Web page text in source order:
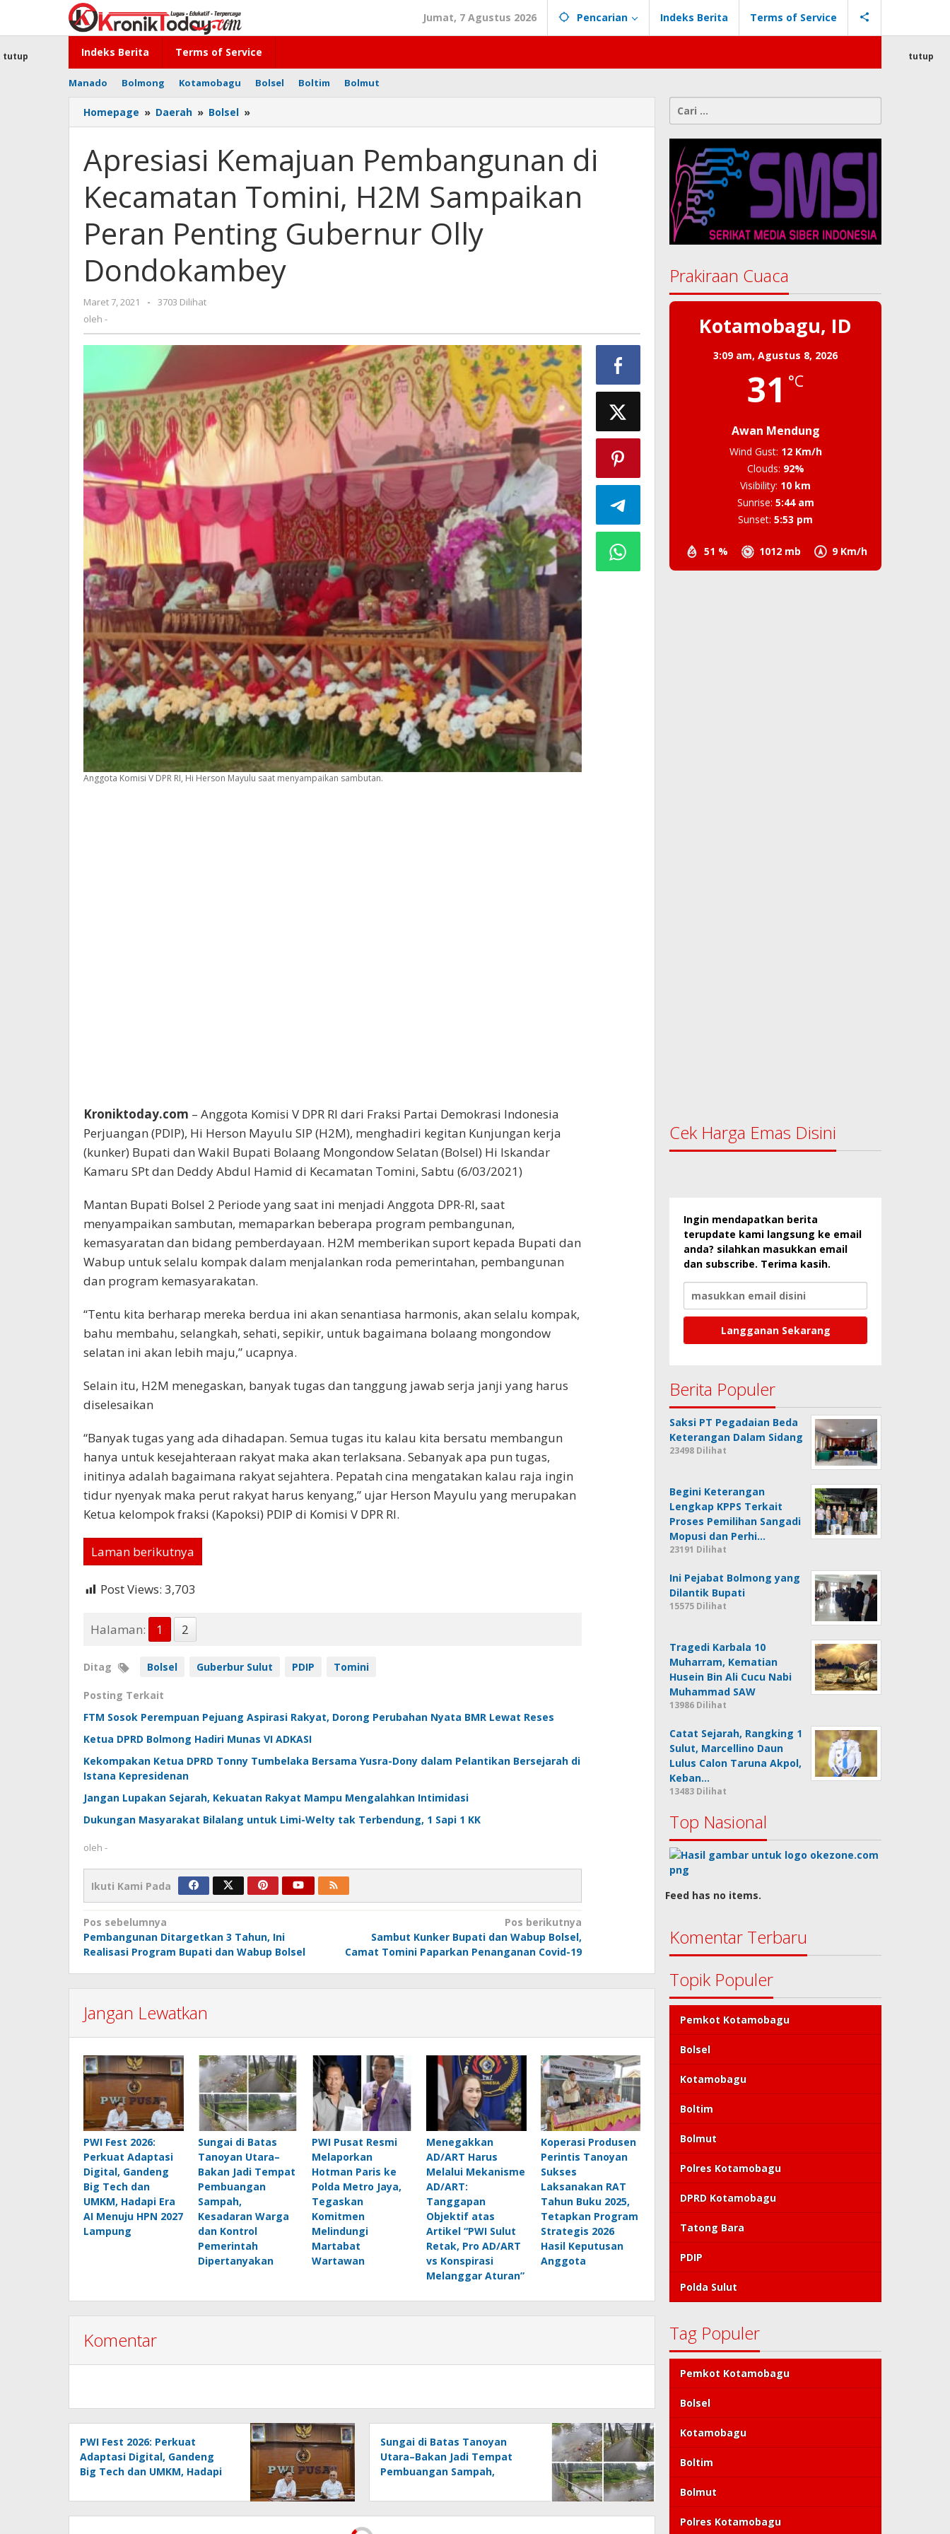
konten
Jumat, 7 Agustus 2026 Pencarian Indeks Berita Terms of Service
Indeks Berita Terms of Service
Manado Bolmong Kotamobagu Bolsel Boltim Bolmut
tutup tutup
Homepage » Daerah » Bolsel »
Kemajuan
di
Kecamatan
Tomini,
H2M
Peran
Penting
Olly
Dondokambey
Apresiasi Kemajuan Pembangunan di
Kecamatan Tomini, H2M Sampaikan
Peran Penting Gubernur Olly
Dondokambey
Maret 7, 2021
oleh
-
3703 Dilihat
oleh -
Anggota Komisi V DPR RI, Hi Herson Mayulu saat menyampaikan sambutan.
Kroniktoday.com – Anggota Komisi V DPR RI dari Fraksi Partai Demokrasi Indonesia
Perjuangan (PDIP), Hi Herson Mayulu SIP (H2M), menghadiri kegitan Kunjungan kerja
(kunker) Bupati dan Wakil Bupati Bolaang Mongondow Selatan (Bolsel) Hi Iskandar
Kamaru SPt dan Deddy Abdul Hamid di Kecamatan Tomini, Sabtu (6/03/2021)
Mantan Bupati Bolsel 2 Periode yang saat ini menjadi Anggota DPR-RI, saat
menyampaikan sambutan, memaparkan beberapa program pembangunan,
kemasyaratan dan bidang pemberdayaan. H2M memberikan suport kepada Bupati dan
Wabup untuk selalu kompak dalam menjalankan roda pemerintahan, pembangunan
dan program kemasyarakatan.
“Tentu kita berharap mereka berdua ini akan senantiasa harmonis, akan selalu kompak,
bahu membahu, selangkah, sehati, sepikir, untuk bagaimana bolaang mongondow
selatan ini akan lebih maju,” ucapnya.
Selain itu, H2M menegaskan, banyak tugas dan tanggung jawab serja janji yang harus
diselesaikan
“Banyak tugas yang ada dihadapan. Semua tugas itu kalau kita bersatu membangun
hanya untuk kesejahteraan rakyat maka akan terlaksana. Sebanyak apa pun tugas,
initinya adalah bagaimana rakyat sejahtera. Pepatah cina mengatakan kalau raja ingin
tidur nyenyak maka perut rakyat harus kenyang,” ujar Herson Mayulu yang merupakan
Ketua kelompok fraksi (Kapoksi) PDIP di Komisi V DPR RI.
Laman berikutnya
Post Views: 3,703
Halaman: 1 2
Ditag Bolsel Guberbur Sulut PDIP Tomini
Posting Terkait
FTM Sosok Perempuan Pejuang Aspirasi Rakyat, Dorong Perubahan Nyata BMR Lewat Reses
Ketua DPRD Bolmong Hadiri Munas VI ADKASI
Kekompakan Ketua DPRD Tonny Tumbelaka Bersama Yusra-Dony dalam Pelantikan Bersejarah di
Istana Kepresidenan
Jangan Lupakan Sejarah, Kekuatan Rakyat Mampu Mengalahkan Intimidasi
Dukungan Masyarakat Bilalang untuk Limi-Welty tak Terbendung, 1 Sapi 1 KK
oleh -
Ikuti Kami Pada
Navigasi
pos
Pos sebelumnya
Pembangunan Ditargetkan 3 Tahun, Ini
Realisasi Program Bupati dan Wabup Bolsel
Pos berikutnya
Sambut Kunker Bupati dan Wabup Bolsel,
Camat Tomini Paparkan Penanganan Covid-19
Jangan Lewatkan
PWI Fest 2026:
Perkuat Adaptasi
Digital, Gandeng
Big Tech dan
UMKM, Hadapi Era
AI Menuju HPN 2027
Lampung
Sungai di Batas
Tanoyan Utara–
Bakan Jadi Tempat
Pembuangan
Sampah,
Kesadaran Warga
dan Kontrol
Pemerintah
Dipertanyakan
PWI Pusat Resmi
Melaporkan
Hotman Paris ke
Polda Metro Jaya,
Tegaskan
Komitmen
Melindungi
Martabat
Wartawan
Menegakkan
AD/ART Harus
Melalui Mekanisme
AD/ART:
Tanggapan
Objektif atas
Artikel “PWI Sulut
Retak, Pro AD/ART
vs Konspirasi
Melanggar Aturan”
Koperasi Produsen
Perintis Tanoyan
Sukses
Laksanakan RAT
Tahun Buku 2025,
Tetapkan Program
Strategis 2026
Hasil Keputusan
Anggota
Komentar
PWI Fest 2026: Perkuat
Adaptasi Digital, Gandeng
Big Tech dan UMKM, Hadapi
Lampung
Sungai di Batas Tanoyan
Utara–Bakan Jadi Tempat
Pembuangan Sampah,
Kontrol Pemerintah
Dipertanyakan
Cari
untuk:
Prakiraan Cuaca
Kotamobagu, ID
3:09 am,Agustus 8, 2026
31 °C
Awan Mendung
51 % 1012 mb 9 Km/h
Wind Gust: 12 Km/h
Clouds: 92%
Visibility: 10 km
Sunrise: 5:44 am
Sunset: 5:53 pm
Cek Harga Emas Disini
Ingin mendapatkan berita
terupdate kami langsung ke email
anda? silahkan masukkan email
dan subscribe. Terima kasih.
Berita Populer
Saksi PT Pegadaian Beda
Keterangan Dalam Sidang
23498 Dilihat
Begini Keterangan
Lengkap KPPS Terkait
Proses Pemilihan Sangadi
Mopusi dan Perhi…
23191 Dilihat
Ini Pejabat Bolmong yang
Dilantik Bupati
15575 Dilihat
Tragedi Karbala 10
Muharram, Kematian
Husein Bin Ali Cucu Nabi
Muhammad SAW
13986 Dilihat
Catat Sejarah, Rangking 1
Sulut, Marcellino Daun
Lulus Calon Taruna Akpol,
Keban…
13483 Dilihat
Top Nasional
Feed has no items.
Komentar Terbaru
Topik Populer
Pemkot Kotamobagu
Bolsel
Kotamobagu
Boltim
Bolmut
Polres Kotamobagu
DPRD Kotamobagu
Tatong Bara
PDIP
Polda Sulut
Tag Populer
Pemkot Kotamobagu
Bolsel
Kotamobagu
Boltim
Bolmut
Polres Kotamobagu